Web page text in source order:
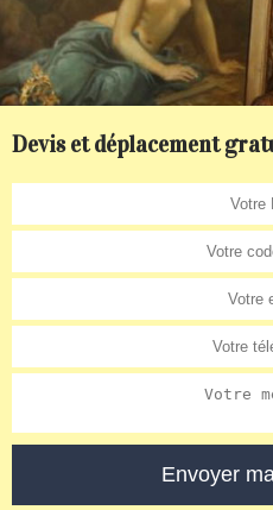
Devis et déplacement